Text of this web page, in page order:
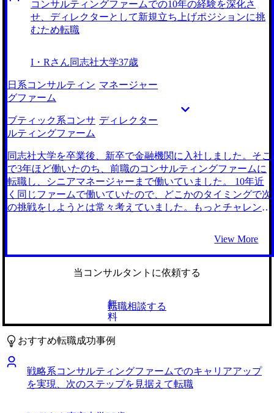
が得られるやりがいやスキルなども考慮し、会社を見ること
を学びました。 転職前は年収400万円、転職後は年収700万
円になりました。きちんと前職でやってきたことが評価され
大手ファームに入ることができ、新卒就活時代のコンプレッ
とではなく、より自分のやりがいやスキル、社風を重視して
会社を選び、ステップアップしていきたいと考えています。
だき、自分とバックグラウンドが似ていたため親近感を持っ
て支援を申し込みました。メーカーの内情にも非常に詳し
ていただき、コンサルティングファームへの転職に対して前
向きに捉えられました。 企業紹介が非常に丁寧でした。最
初は就活の際に聞いたような有名なファームだけに絞って考
えていましたが、もう少し広い視野でブティック系コンサル
ティングファームについても教えていただきました。具体的
にはどんなバックグラウンドを持った人がいるのか、どうい
ャリアプランなど詳しく説明いただき、転職活動の幅が広が
りました。 社格だけにとらわれない意思決定をするとい
う、新たな一歩を踏み出せた点です。新卒では完全に社格重
視で活動しており、転職活動も当初は有名なファームだけを
視野に入れていましたが、最終的には自分がどうなりたいの
か否かを悩み、担当エージェントの方にご迷惑をかけてしま
いました。何となく「転職ありき」で考えてしまっていまし
たが、「そもそも本当に転職が必要なのか」を、もっと早い
分風通しがよく働きやすいので、まずは4年以内にマネージ
ャーになることを目標に中長期で働いていきたいです。ポー
タブルなスキルを身につけ、4年後にはもっと広い視点で意
思決定ができるようになりたいです。
コンサルティングファームでの10年の経験を深化さ
せ、ディレクターとして新規立ち上げポジションに挑
むため転職
I・Rさん同志社大学37歳
日系コンサルティン
グファーム
マネージャー
ブティック系コンサ
ルティングファーム
ディレクター
同志社大学を卒業後、新卒で金融機関に入社しました。そこ
で3年ほど働いたのち、前職のコンサルティングファームに
転職し、シニアマネージャーまで働いていました。 10年近
く同じファームで働いていたので、どこかのタイミングで次
の挑戦をしようとは常々考えていました。もっとチャレンジ
社にも魅力的なポジションの求人は多かったので、双方広く
見ていました。最終的には、今の会社のポジションと社風が
合っていると思ったことが決め手になりました。 3社です。
いう興味深い案件をビズリーチ上で紹介いただき、興味を持
ったことがきっかけです。きっと意欲的に取り組めるポジシ
ョンだろうと直観的に感じ、一度詳しくお話を伺いたいと思
いました。 実際に話したところ、MyVisionさんのスムーズ
なコミュニケーションからこの業界への見識が深いことがす
ぐにわかり、ぜひ転職活動をサポートしていただこうと決め
ました。 ファームとのコネクションが非常に深く、複数の
企業で私のためにポジションメイキングをしていただけたの
View More
当コンサルタントに依頼する
無
料
転職相談する
おすすめ転職成功事例
戦略系コンサルティングファームでのキャリアアップ
を実現、次のステップを見据えて転職